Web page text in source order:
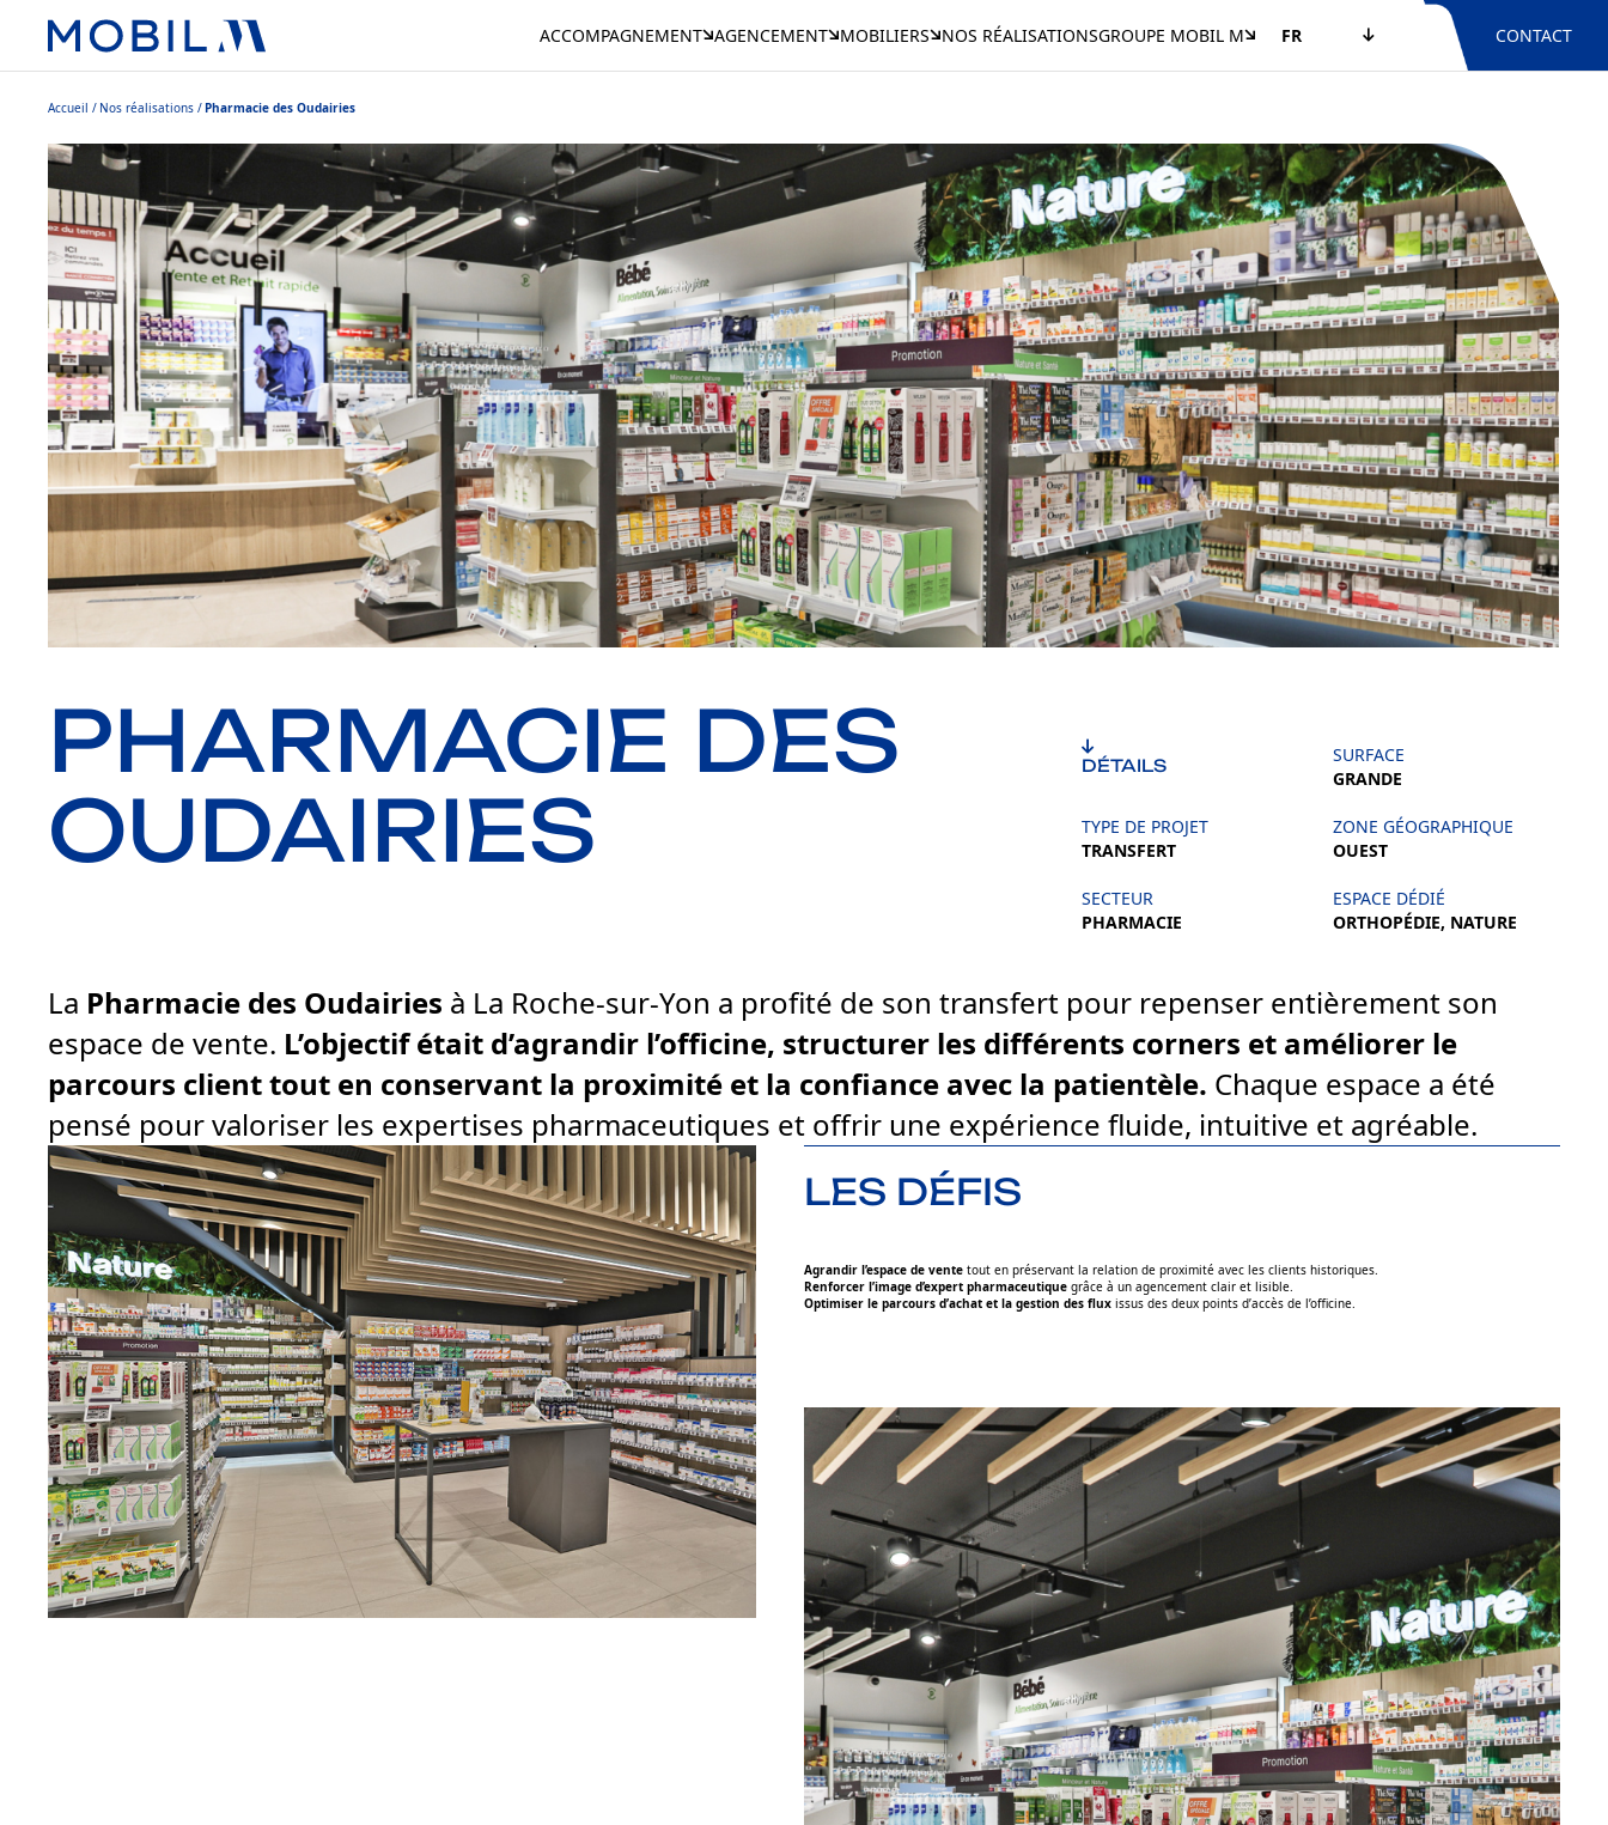
ACCOMPAGNEMENT AGENCEMENT MOBILIERS NOS RÉALISATIONSGROUPE MOBIL M FR CONTACT
Accueil Nos réalisations Pharmacie des Oudairies
PHARMACIE DES
OUDAIRIES
DÉTAILS
SURFACE
GRANDE
TYPE DE PROJET
TRANSFERT
ZONE GÉOGRAPHIQUE
OUEST
SECTEUR
PHARMACIE
ESPACE DÉDIÉ
ORTHOPÉDIE, NATURE
La Pharmacie des Oudairies à La Roche-sur-Yon a profité de son transfert pour repenser entièrement son
espace de vente. L’objectif était d’agrandir l’officine, structurer les différents corners et améliorer le
parcours client tout en conservant la proximité et la confiance avec la patientèle. Chaque espace a été
pensé pour valoriser les expertises pharmaceutiques et offrir une expérience fluide, intuitive et agréable.
LES DÉFIS
Agrandir l’espace de vente tout en préservant la relation de proximité avec les clients historiques.
Renforcer l’image d’expert pharmaceutique grâce à un agencement clair et lisible.
Optimiser le parcours d’achat et la gestion des flux issus des deux points d’accès de l’officine.